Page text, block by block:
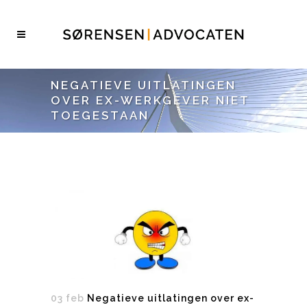
NEGATIEVE UITLATINGEN
OVER EX-WERKGEVER NIET
TOEGESTAAN
03 feb Negatieve uitlatingen over ex-